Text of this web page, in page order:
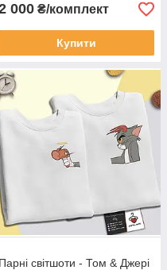
000 ₴/комплект
Купити
Парні світшоти - Том & Джері